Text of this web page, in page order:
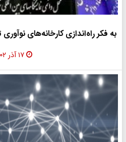
به فکر راه‌اندازی کارخانه‌های
۱۷ آذر ۱۴۰۲